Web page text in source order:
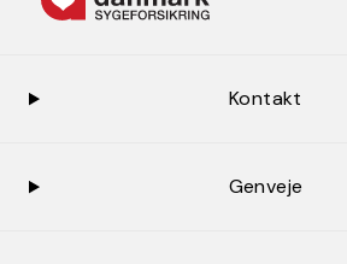
Kontakt
Genveje